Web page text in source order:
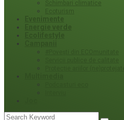
Schimbari climatice
Ecoturism